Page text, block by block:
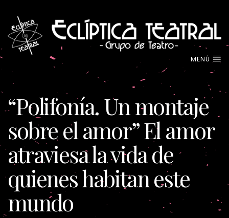
MENÚ
“Polifonía. Un montaje
sobre el amor” El amor
atraviesa la vida de
quienes habitan este
mundo